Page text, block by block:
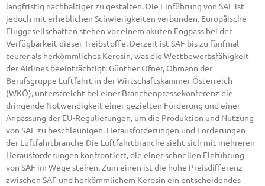
langfristig nachhaltiger zu gestalten. Die Einführung von SAF ist
jedoch mit erheblichen Schwierigkeiten verbunden. Europäische
Fluggesellschaften stehen vor einem akuten Engpass bei der
Verfügbarkeit dieser Treibstoffe. Derzeit ist SAF bis zu fünfmal
teurer als herkömmliches Kerosin, was die Wettbewerbsfähigkeit
der Airlines beeinträchtigt. Günther Ofner, Obmann der
Berufsgruppe Luftfahrt in der Wirtschaftskammer Österreich
(WKÖ), unterstreicht bei einer Branchenpressekonferenz die
dringende Notwendigkeit einer gezielten Förderung und einer
Anpassung der EU-Regulierungen, um die Produktion und Nutzung
von SAF zu beschleunigen. Herausforderungen und Forderungen
der Luftfahrtbranche Die Luftfahrtbranche sieht sich mit mehreren
Herausforderungen konfrontiert, die einer schnellen Einführung
von SAF im Wege stehen. Zum einen ist die hohe Preisdifferenz
zwischen SAF und herkömmlichem Kerosin ein entscheidendes